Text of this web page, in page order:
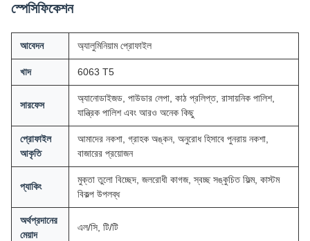
স্পেসিফিকেশন
আবেদন অ্যালুমিনিয়াম প্রোফাইল
খাদ 6063 T5
সারফেস
অ্যানোডাইজড, পাউডার লেপা, কাঠ প্রলিপ্ত, রাসায়নিক পালিশ,
যান্ত্রিক পালিশ এবং আরও অনেক কিছু
প্রোফাইল
আকৃতি
আমাদের নকশা, গ্রাহক অঙ্কন, অনুরোধ হিসাবে পুনরায় নকশা,
বাজারের প্রয়োজন
প্যাকিং
মুক্তা তুলো বিচ্ছেদ, জলরোধী কাগজ, স্বচ্ছ সঙ্কুচিত ফিল্ম, কাস্টম
বিকল্প উপলব্ধ
অর্থপ্রদানের
মেয়াদ
এল/সি, টি/টি